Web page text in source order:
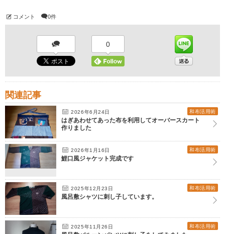
コメント 0件
0
関連記事
2026年6月24日 和布活用術
はぎあわせてあった布を利用してオーバースカート
作りました
2026年1月16日 和布活用術
鯉口風ジャケット完成です
2025年12月23日 和布活用術
風呂敷シャツに刺し子しています。
2025年11月26日 和布活用術